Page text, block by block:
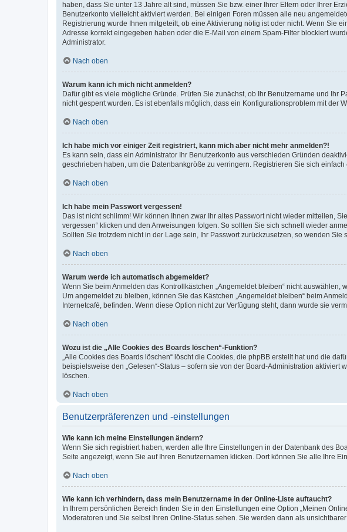
haben, dass Sie unter 13 Jahre alt sind, müssen Sie bzw. einer Ihrer Eltern oder Ihrer
Benutzerkonto vielleicht aktiviert werden. Bei einigen Foren müssen alle neu
Registrierung wurde Ihnen mitgeteilt, ob eine Aktivierung nötig ist oder nicht. Wenn Sie
Adresse korrekt eingegeben haben oder die E-Mail von einem Spam-Filter blockiert
Administrator.
Nach oben
Warum kann ich mich nicht anmelden?
Dafür gibt es viele mögliche Gründe. Prüfen Sie zunächst, ob Ihr Benutzername und
nicht gesperrt wurden. Es ist ebenfalls möglich, dass ein Konfigurationsproblem mit der
Nach oben
Ich habe mich vor einiger Zeit registriert, kann mich aber nicht mehr anmelden?!
Es kann sein, dass ein Administrator Ihr Benutzerkonto aus verschieden Gründen
geschrieben haben, um die Datenbankgröße zu verringern. Registrieren Sie sich
Nach oben
Ich habe mein Passwort vergessen!
Das ist nicht schlimm! Wir können Ihnen zwar Ihr altes Passwort nicht wieder mitteilen,
vergessen“ klicken und den Anweisungen folgen. So sollten Sie sich schnell wieder
Sollten Sie trotzdem nicht in der Lage sein, Ihr Passwort zurückzusetzen, so wenden Sie
Nach oben
Warum werde ich automatisch abgemeldet?
Wenn Sie beim Anmelden das Kontrollkästchen „Angemeldet bleiben“ nicht
Um angemeldet zu bleiben, können Sie das Kästchen „Angemeldet bleiben“ beim
Internetcafé, befinden. Wenn diese Option nicht zur Verfügung steht, dann wurde sie
Nach oben
Wozu ist die „Alle Cookies des Boards löschen“-Funktion?
„Alle Cookies des Boards löschen“ löscht die Cookies, die phpBB erstellt hat und die
beispielsweise den „Gelesen“-Status – sofern sie von der Board-Administration
löschen.
Nach oben
Benutzerpräferenzen und -einstellungen
Wie kann ich meine Einstellungen ändern?
Wenn Sie sich registriert haben, werden alle Ihre Einstellungen in der Datenbank des
Seite angezeigt, wenn Sie auf Ihren Benutzernamen klicken. Dort können Sie alle Ihre
Nach oben
Wie kann ich verhindern, dass mein Benutzername in der Online-Liste auftaucht?
In Ihrem persönlichen Bereich finden Sie in den Einstellungen eine Option „Meinen
Moderatoren und Sie selbst Ihren Online-Status sehen. Sie werden dann als